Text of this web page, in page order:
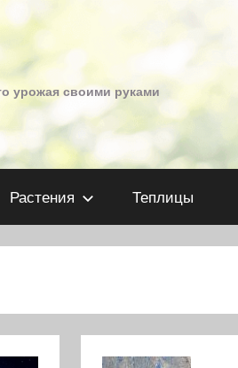
урожая своими руками
Растения Теплицы